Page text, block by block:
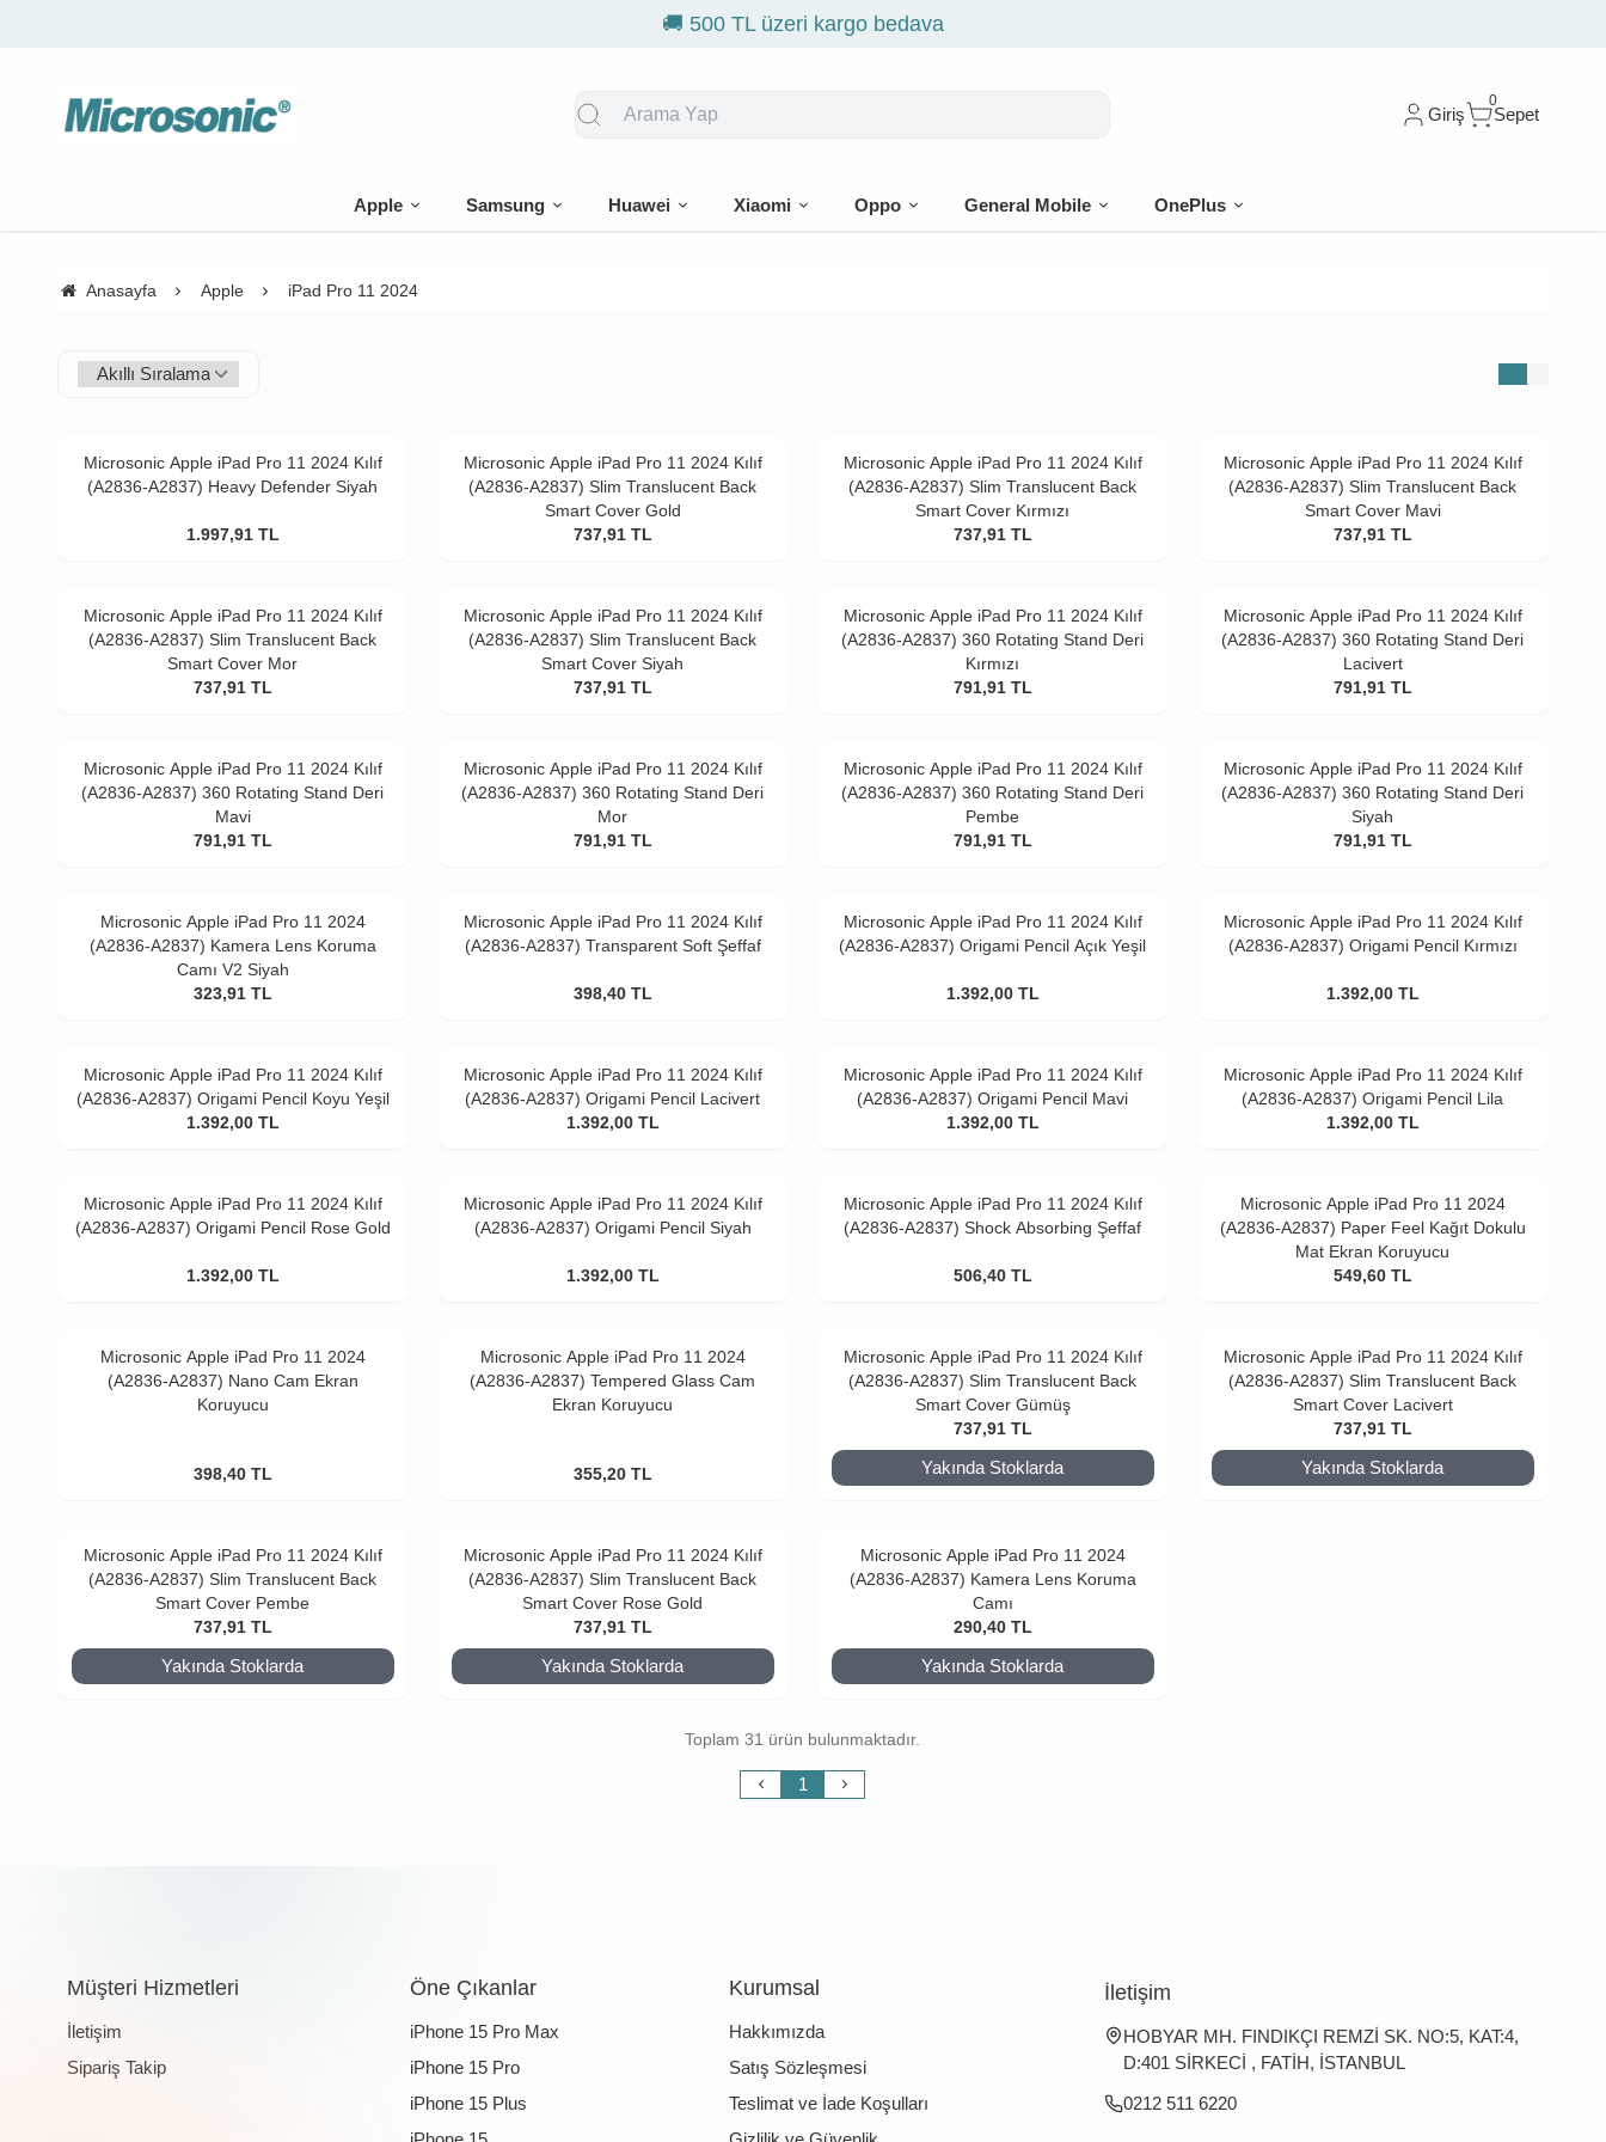
🚚 500 TL üzeri kargo bedava
Giriş
0
Sepet
Apple Samsung Huawei Xiaomi Oppo General Mobile OnePlus
Anasayfa Apple iPad Pro 11 2024
Microsonic Apple iPad Pro 11 2024 Kılıf
(A2836-A2837) Heavy Defender Siyah
1.997,91 TL
Microsonic Apple iPad Pro 11 2024 Kılıf
(A2836-A2837) Slim Translucent Back
Smart Cover Gold
737,91 TL
Microsonic Apple iPad Pro 11 2024 Kılıf
(A2836-A2837) Slim Translucent Back
Smart Cover Kırmızı
737,91 TL
Microsonic Apple iPad Pro 11 2024 Kılıf
(A2836-A2837) Slim Translucent Back
Smart Cover Mavi
737,91 TL
Microsonic Apple iPad Pro 11 2024 Kılıf
(A2836-A2837) Slim Translucent Back
Smart Cover Mor
737,91 TL
Microsonic Apple iPad Pro 11 2024 Kılıf
(A2836-A2837) Slim Translucent Back
Smart Cover Siyah
737,91 TL
Microsonic Apple iPad Pro 11 2024 Kılıf
(A2836-A2837) 360 Rotating Stand Deri
Kırmızı
791,91 TL
Microsonic Apple iPad Pro 11 2024 Kılıf
(A2836-A2837) 360 Rotating Stand Deri
Lacivert
791,91 TL
Microsonic Apple iPad Pro 11 2024 Kılıf
(A2836-A2837) 360 Rotating Stand Deri
Mavi
791,91 TL
Microsonic Apple iPad Pro 11 2024 Kılıf
(A2836-A2837) 360 Rotating Stand Deri
Mor
791,91 TL
Microsonic Apple iPad Pro 11 2024 Kılıf
(A2836-A2837) 360 Rotating Stand Deri
Pembe
791,91 TL
Microsonic Apple iPad Pro 11 2024 Kılıf
(A2836-A2837) 360 Rotating Stand Deri
Siyah
791,91 TL
Microsonic Apple iPad Pro 11 2024
(A2836-A2837) Kamera Lens Koruma
Camı V2 Siyah
323,91 TL
Microsonic Apple iPad Pro 11 2024 Kılıf
(A2836-A2837) Transparent Soft Şeffaf
398,40 TL
Microsonic Apple iPad Pro 11 2024 Kılıf
(A2836-A2837) Origami Pencil Açık Yeşil
1.392,00 TL
Microsonic Apple iPad Pro 11 2024 Kılıf
(A2836-A2837) Origami Pencil Kırmızı
1.392,00 TL
Microsonic Apple iPad Pro 11 2024 Kılıf
(A2836-A2837) Origami Pencil Koyu Yeşil
1.392,00 TL
Microsonic Apple iPad Pro 11 2024 Kılıf
(A2836-A2837) Origami Pencil Lacivert
1.392,00 TL
Microsonic Apple iPad Pro 11 2024 Kılıf
(A2836-A2837) Origami Pencil Mavi
1.392,00 TL
Microsonic Apple iPad Pro 11 2024 Kılıf
(A2836-A2837) Origami Pencil Lila
1.392,00 TL
Microsonic Apple iPad Pro 11 2024 Kılıf
(A2836-A2837) Origami Pencil Rose Gold
1.392,00 TL
Microsonic Apple iPad Pro 11 2024 Kılıf
(A2836-A2837) Origami Pencil Siyah
1.392,00 TL
Microsonic Apple iPad Pro 11 2024 Kılıf
(A2836-A2837) Shock Absorbing Şeffaf
506,40 TL
Microsonic Apple iPad Pro 11 2024
(A2836-A2837) Paper Feel Kağıt Dokulu
Mat Ekran Koruyucu
549,60 TL
Microsonic Apple iPad Pro 11 2024
(A2836-A2837) Nano Cam Ekran
Koruyucu
398,40 TL
Microsonic Apple iPad Pro 11 2024
(A2836-A2837) Tempered Glass Cam
Ekran Koruyucu
355,20 TL
Microsonic Apple iPad Pro 11 2024 Kılıf
(A2836-A2837) Slim Translucent Back
Smart Cover Gümüş
737,91 TL
Yakında Stoklarda
Microsonic Apple iPad Pro 11 2024 Kılıf
(A2836-A2837) Slim Translucent Back
Smart Cover Lacivert
737,91 TL
Yakında Stoklarda
Microsonic Apple iPad Pro 11 2024 Kılıf
(A2836-A2837) Slim Translucent Back
Smart Cover Pembe
737,91 TL
Yakında Stoklarda
Microsonic Apple iPad Pro 11 2024 Kılıf
(A2836-A2837) Slim Translucent Back
Smart Cover Rose Gold
737,91 TL
Yakında Stoklarda
Microsonic Apple iPad Pro 11 2024
(A2836-A2837) Kamera Lens Koruma
Camı
290,40 TL
Yakında Stoklarda
Toplam 31 ürün bulunmaktadır.
1
Müşteri Hizmetleri
İletişim
Sipariş Takip
Öne Çıkanlar
iPhone 15 Pro Max
iPhone 15 Pro
iPhone 15 Plus
Kurumsal
Hakkımızda
Satış Sözleşmesi
Teslimat ve İade Koşulları
İletişim
HOBYAR MH. FINDIKÇI REMZİ SK. NO:5, KAT:4,
D:401 SİRKECİ , FATİH, İSTANBUL
0212 511 6220